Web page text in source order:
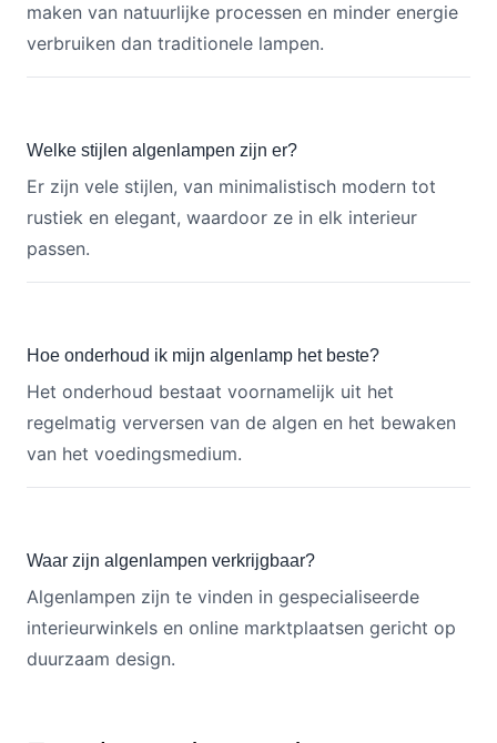
maken van natuurlijke processen en minder energie
verbruiken dan traditionele lampen.
Welke stijlen algenlampen zijn er?
Er zijn vele stijlen, van minimalistisch modern tot
rustiek en elegant, waardoor ze in elk interieur
passen.
Hoe onderhoud ik mijn algenlamp het beste?
Het onderhoud bestaat voornamelijk uit het
regelmatig verversen van de algen en het bewaken
van het voedingsmedium.
Waar zijn algenlampen verkrijgbaar?
Algenlampen zijn te vinden in gespecialiseerde
interieurwinkels en online marktplaatsen gericht op
duurzaam design.